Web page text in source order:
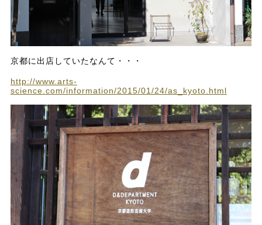
京都に出店していたなんて・・・
http://www.arts-
science.com/information/2015/01/24/as_kyoto.html